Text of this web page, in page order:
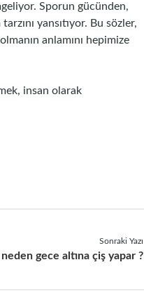
Sporun gücünden,
yansıtıyor. Bu sözler,
anlamını hepimize
insan olarak
Sonraki Yazı
gece altına çiş yapar ?